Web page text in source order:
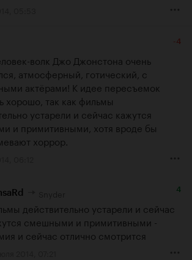
-4
волк Джо Джонстона очень
атмосферный, готический, с
актёрами! К идее пересъемок
хорошо, так как фильмы
устарели и сейчас кажутся
и примитивными, хотя вроде бы
хоррор.
4
действительно устарели и сейчас
смешными и примитивными -
и сейчас отлично смотрится